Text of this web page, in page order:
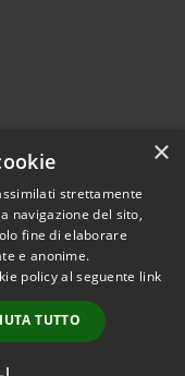
© 2026 •
istituzionale della
di Foggia •
byMunicipium
×
strettamente
navigazione del sito,
fine di elaborare
e anonime.
policy al seguente link
TUTTO